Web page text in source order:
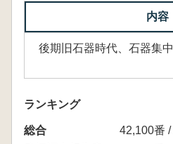
内容
後期旧石器時代、石器集
ランキング
総合
42,100番